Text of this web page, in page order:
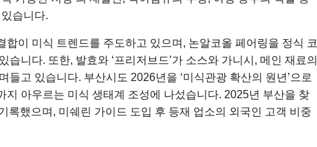
습니다.
이 미식 트렌드를 주도하고 있으며, 논알코올 페어링을 정식 코
니다. 또한, 발효와 ‘프리저브드’가 소스와 가니시, 메인 재료의
고 있습니다. 부산시도 2026년을 ‘미식관광 확산의 원년’으로
아우르는 미식 생태계 조성에 나섰습니다. 2025년 부산을 찾
록했으며, 미쉐린 가이드 도입 후 등재 업소의 외국인 고객 비중